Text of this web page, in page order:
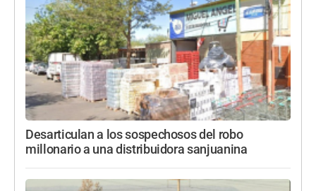
Desarticulan a los sospechosos del robo
millonario a una distribuidora sanjuanina